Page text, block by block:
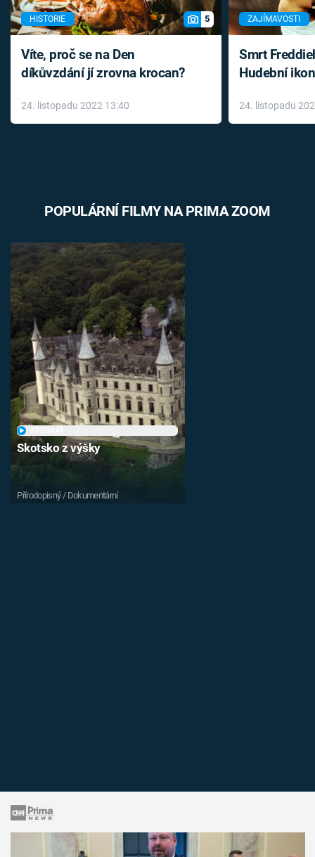
HISTORIE 5
Víte, proč se na Den
díkůvzdání jí zrovna krocan?
24. listopadu 2022 13:40
ZAJÍMAVOSTI
Smrt
Hudební
léky
24. listopadu
POPULÁRNÍ FILMY NA PRIMA ZOOM
Skotsko z výšky
Přírodopisný / Dokumentární